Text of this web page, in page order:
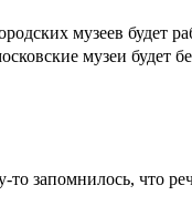
музеев будет
музеи будет
запомнилось, что